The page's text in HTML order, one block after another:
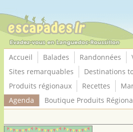
Accueil Balades Randonnées
Sites remarquables
Destinations
Produits régionaux
Recettes
Agenda
Boutique Produits